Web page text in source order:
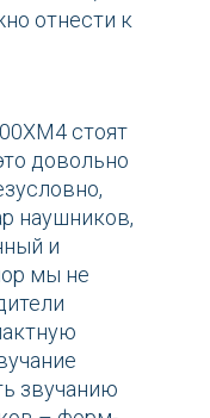
отнести к
стоят
довольно
наушников,
и
мы не
звучанию